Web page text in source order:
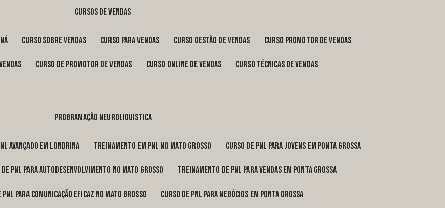
cursos de vendas
curso sobre vendas curso para vendas curso gestão de vendas curso promotor de vendas
curso de promotor de vendas curso online de vendas curso técnicas de vendas
programação neuroliguistica
avançado em Londrina treinamento em pnl no Mato Grosso curso de pnl para jovens em Ponta Grossa
de pnl para autodesenvolvimento no Mato Grosso treinamento de pnl para vendas em Ponta Grossa
pnl para comunicação eficaz no Mato Grosso curso de pnl para negócios em Ponta Grossa